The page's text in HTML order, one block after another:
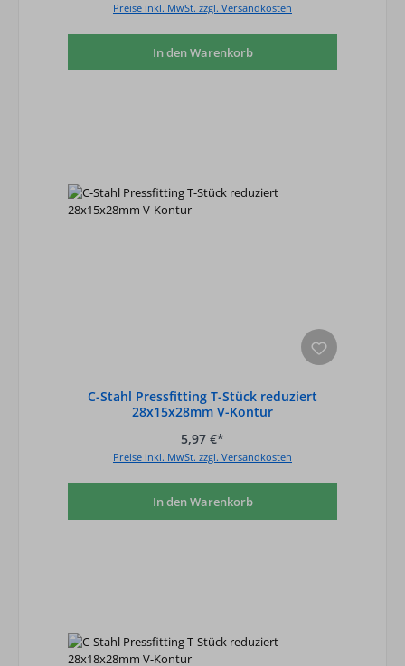
Preise inkl. MwSt. zzgl. Versandkosten
In den Warenkorb
C-Stahl Pressfitting T-Stück reduziert
28x15x28mm V-Kontur
5,97 €*
Preise inkl. MwSt. zzgl. Versandkosten
In den Warenkorb